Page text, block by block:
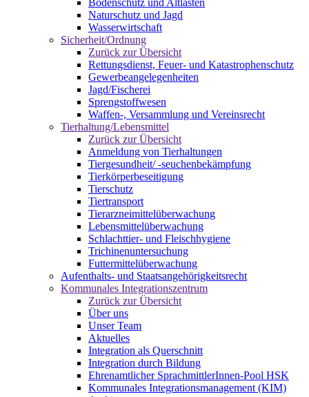
Naturschutz und Jagd
Wasserwirtschaft
Sicherheit/Ordnung
Zurück zur Übersicht
Rettungsdienst, Feuer- und Katastrophenschutz
Gewerbeangelegenheiten
Jagd/Fischerei
Sprengstoffwesen
Waffen-, Versammlung und Vereinsrecht
Tierhaltung/Lebensmittel
Zurück zur Übersicht
Anmeldung von Tierhaltungen
Tiergesundheit/ -seuchenbekämpfung
Tierkörperbeseitigung
Tierschutz
Tiertransport
Tierarzneimittelüberwachung
Lebensmittelüberwachung
Schlachttier- und Fleischhygiene
Trichinenuntersuchung
Futtermittelüberwachung
Aufenthalts- und Staatsangehörigkeitsrecht
Kommunales Integrationszentrum
Zurück zur Übersicht
Über uns
Unser Team
Aktuelles
Integration als Querschnitt
Integration durch Bildung
Ehrenamtlicher SprachmittlerInnen-Pool HSK
Kommunales Integrationsmanagement (KIM)